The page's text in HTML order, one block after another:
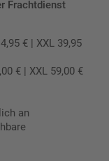
Frachtdienst
€ | XXL 39,95
€ | XXL 59,00 €
an